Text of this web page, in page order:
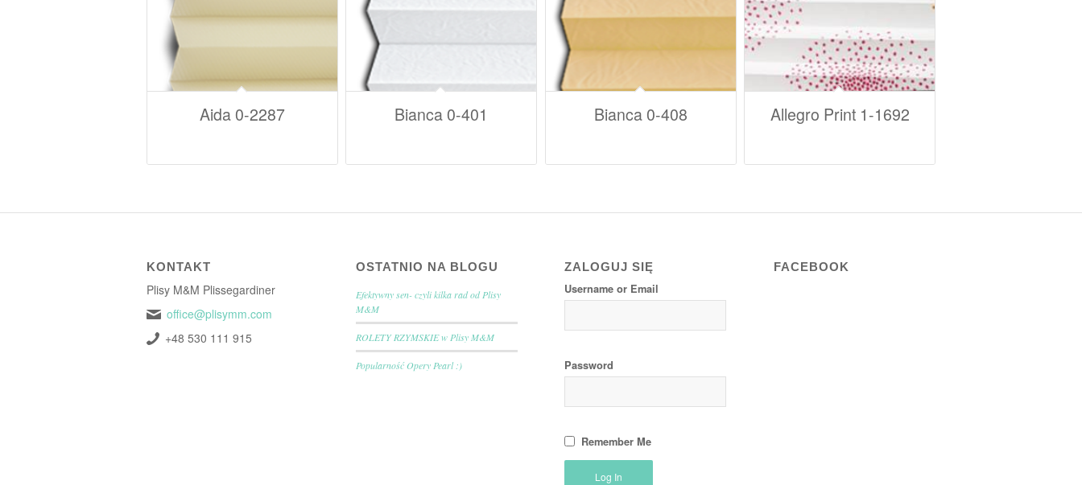
Aida 0-2287 Bianca 0-401 Bianca 0-408 Allegro Print 1-1692
KONTAKT
Plisy M&M Plissegardiner
office@plisymm.com
+48 530 111 915
OSTATNIO NA BLOGU
Efektywny sen- czyli kilka rad od Plisy
M&M
ROLETY RZYMSKIE w Plisy M&M
Popularność Opery Pearl :)
ZALOGUJ SIĘ
Username or Email
Password
Remember Me
FACEBOOK